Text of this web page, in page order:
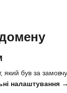
був за
налаштування